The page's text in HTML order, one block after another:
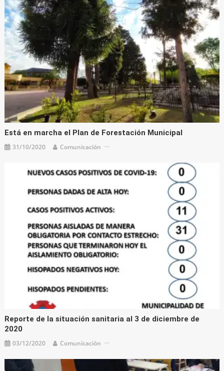
Está en marcha el Plan de Forestación Municipal
31/10/2020 Comunicación
Reporte de la situación sanitaria al 3 de diciembre de
2020
03/12/2020 Comunicación